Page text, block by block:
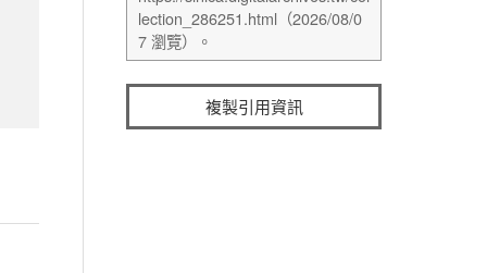
複製引用資訊